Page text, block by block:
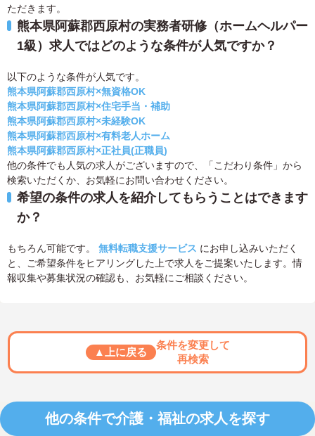
ただきます。
熊本県阿蘇郡西原村の実務者研修（ホームヘルパー
1級）求人ではどのような条件が人気ですか？
以下のような条件が人気です。
熊本県阿蘇郡西原村×無資格OK
熊本県阿蘇郡西原村×住宅手当・補助
熊本県阿蘇郡西原村×未経験OK
熊本県阿蘇郡西原村×有料老人ホーム
熊本県阿蘇郡西原村×正社員(正職員)
他の条件でも人気の求人がございますので、「こだわり条件」から
検索いただくか、お気軽にお問い合わせください。
希望の条件の求人を紹介してもらうことはできます
か？
もちろん可能です。 無料転職支援サービス にお申し込みいただく
と、ご希望条件をヒアリングした上で求人をご提案いたします。情
報収集や募集状況の確認も、お気軽にご相談ください。
▲上に戻る
条件を変更して
再検索
他の条件で介護・福祉の求人を探す